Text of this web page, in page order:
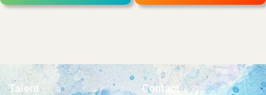
Contact
Contact
Talent Contact